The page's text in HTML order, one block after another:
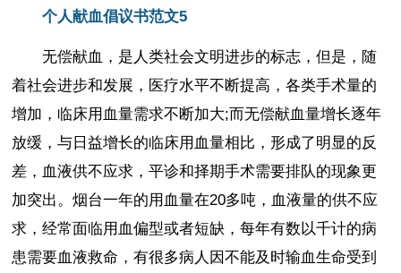
个人献血倡议书范文5
无偿献血，是人类社会文明进步的标志，但是，随
着社会进步和发展，医疗水平不断提高，各类手术量的
增加，临床用血量需求不断加大;而无偿献血量增长逐年
放缓，与日益增长的临床用血量相比，形成了明显的反
差，血液供不应求，平诊和择期手术需要排队的现象更
加突出。烟台一年的用血量在20多吨，血液量的供不应
求，经常面临用血偏型或者短缺，每年有数以千计的病
患需要血液救命，有很多病人因不能及时输血生命受到